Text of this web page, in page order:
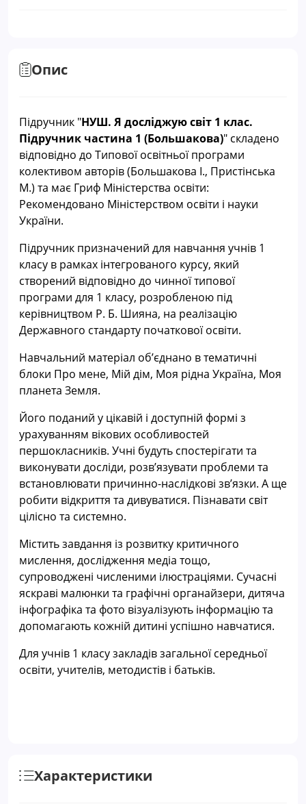
Опис
Підручник "НУШ. Я досліджую світ 1 клас.
Підручник частина 1 (Большакова)" складено
відповідно до Типової освітньої програми
колективом авторів (Большакова І., Пристінська
М.) та має Гриф Міністерства освіти:
Рекомендовано Міністерством освіти і науки
України.
Підручник призначений для навчання учнів 1
класу в рамках інтегрованого курсу, який
створений відповідно до чинної типової
програми для 1 класу, розробленою під
керівництвом Р. Б. Шияна, на реалізацію
Державного стандарту початкової освіти.
Навчальний матеріал об’єднано в тематичні
блоки Про мене, Мій дім, Моя рідна Україна, Моя
планета Земля.
Його поданий у цікавій і доступній формі з
урахуванням вікових особливостей
першокласників. Учні будуть спостерігати та
виконувати досліди, розв’язувати проблеми та
встановлювати причинно-наслідкові зв’язки. А ще
робити відкриття та дивуватися. Пізнавати світ
цілісно та системно.
Містить завдання із розвитку критичного
мислення, дослідження медіа тощо,
супроводжені численими ілюстраціями. Сучасні
яскраві малюнки та графічні органайзери, дитяча
інфографіка та фото візуалізують інформацію та
допомагають кожній дитині успішно навчатися.
Для учнів 1 класу закладів загальної середньої
освіти, учителів, методистів і батьків.
Характеристики